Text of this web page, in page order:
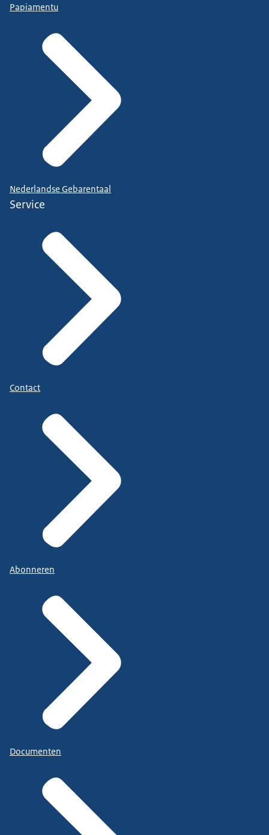
Papiamentu
Nederlandse Gebarentaal
Service
Contact
Abonneren
Documenten